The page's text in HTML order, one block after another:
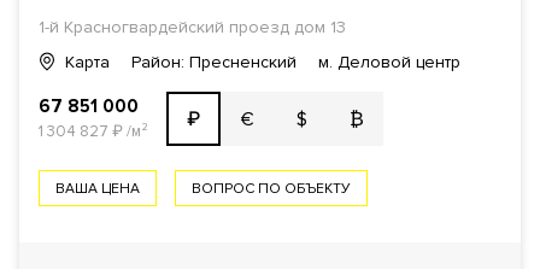
1-й Красногвардейский проезд дом 13
Карта
Район: Пресненский м. Деловой центр
67 851 000
1 304 827 ₽/м² ₽ € $ ₿
ВАША ЦЕНА ВОПРОС ПО ОБЪЕКТУ